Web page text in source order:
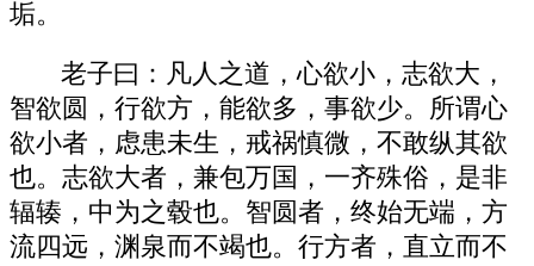
垢。
老子曰：凡人之道，心欲小，志欲大，
智欲圆，行欲方，能欲多，事欲少。所谓心
欲小者，虑患未生，戒祸慎微，不敢纵其欲
也。志欲大者，兼包万国，一齐殊俗，是非
辐辏，中为之毂也。智圆者，终始无端，方
流四远，渊泉而不竭也。行方者，直立而不